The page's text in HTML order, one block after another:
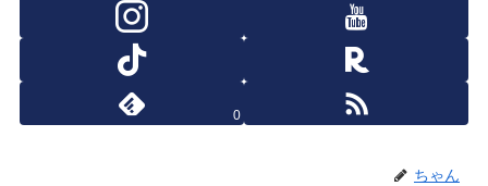
0
ちゃん